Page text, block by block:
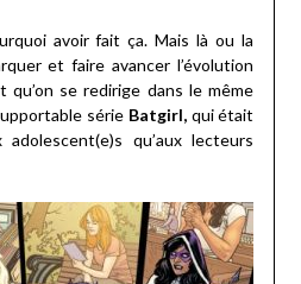
avoir fait ça. Mais là ou la
et faire avancer l’évolution
qu’on se redirige dans le même
série Batgirl,qui était
qu’aux lecteurs